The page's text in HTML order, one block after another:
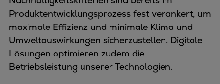
Produktentwicklungsprozess fest verankert, um
maximale Effizienz und minimale Klima und
Umweltauswirkungen sicherzustellen. Digitale
Lösungen optimieren zudem die
Betriebsleistung unserer Technologien.